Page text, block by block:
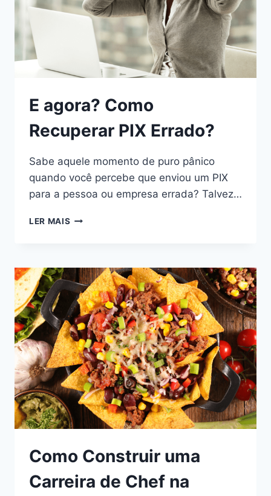
E agora? Como
Recuperar PIX Errado?
Sabe aquele momento de puro pânico
quando você percebe que enviou um PIX
para a pessoa ou empresa errada? Talvez…
LER MAIS
Como Construir uma
Carreira de Chef na